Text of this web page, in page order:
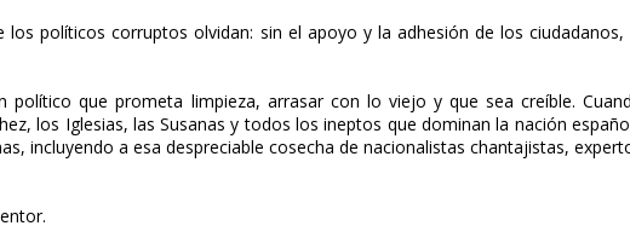
los políticos corruptos olvidan: sin el apoyo y la adhesión de los ciudadanos,
político que prometa limpieza, arrasar con lo viejo y que sea creíble.
los Iglesias, las Susanas y todos los ineptos que dominan la nación
incluyendo a esa despreciable cosecha de nacionalistas chantajistas,